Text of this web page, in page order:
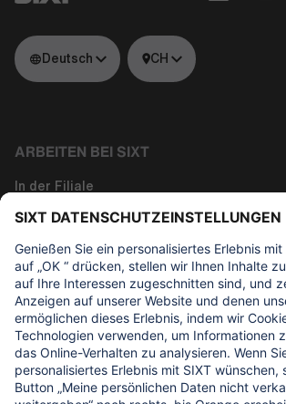
Deutsch CH
ARBEITEN BEI SIXT
In der Filiale
Tech
Corporate Functions
About us
WAS UNS WICHTIG IST
Regine Sixt Kinderhilfe Stiftung